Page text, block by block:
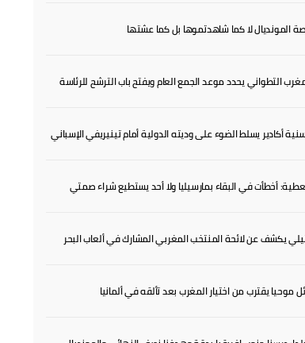
المونديال لا كما شاهدتموها بل كما عشتها
التطواني يحدد موعد الجمع العام ويفتح باب الترشح للرئاسة
أكادير يسلط الضوء على وديته الدولية أمام تينيريفي الإسباني
أخطأت في البقاء بمارسيليا ولا أحد يستطيع شراء صمتي
يكشف عن لائحة المنتخب المغربي المشارك في ألعاب البحر
موحيا يقترب من اختيار المغرب بعد تألقه في ألمانيا